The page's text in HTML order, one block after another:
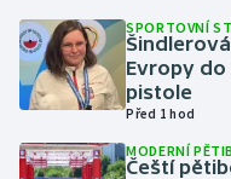
Jezdectví
Judo
Krasobruslení
SPORTOVNÍ
Evropy
pistole
Před 1 hod
MODERNÍ
Čeští